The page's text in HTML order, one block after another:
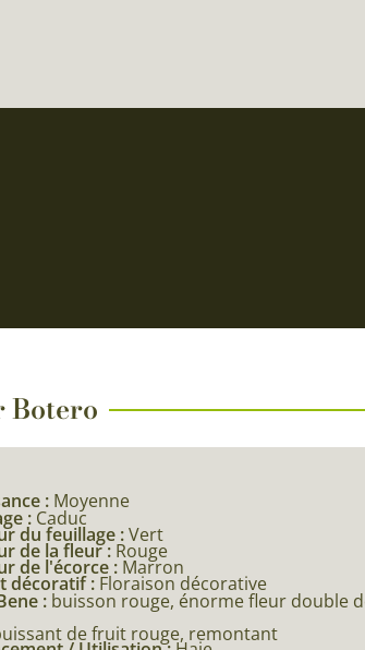
Botero
: Moyenne
: Caduc
du feuillage :Vert
de la fleur : Rouge
de l'écorce : Marron
décoratif : Floraison décorative
: buisson rouge, énorme fleur double
de fruit rouge, remontant